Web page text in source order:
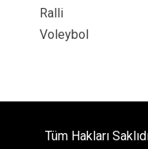
Ralli
Voleybol
Tüm Hakları